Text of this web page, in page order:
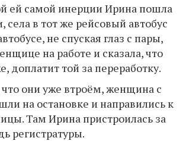
ей самой инерции Ирина пошла
села в тот же рейсовый автобус
не спуская глаз с пары,
на работе и сказала, что
доплатит той за переработку.
что они уже втроём, женщина с
на остановке и направились к
Там Ирина пристроилась за
регистратуры.